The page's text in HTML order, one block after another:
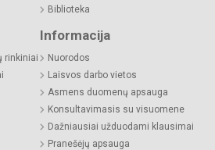
Biblioteka
rinkiniai
Informacija
Nuorodos
Laisvos darbo vietos
Asmens duomenų apsauga
Konsultavimasis su visuomene
Dažniausiai užduodami klausimai
Pranešėjų apsauga